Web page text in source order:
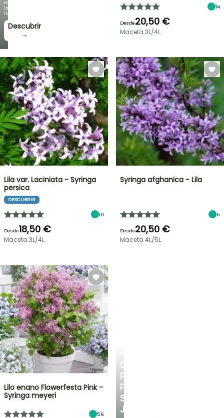
como
la
floración!
Descubrir
→
CONSEJOS
PERSONALIZADOS
PARA
SU
JARDÍN
14
Desde20,50 €
Maceta 3L/4L
Lila var. Laciniata - Syringa
persica
DESCUBRIR
10
Desde18,50 €
Maceta 3L/4L
Syringa afghanica - Lila
5
Desde20,50 €
Maceta 4L/5L
Lilo enano Flowerfesta Pink -
Syringa meyeri
56